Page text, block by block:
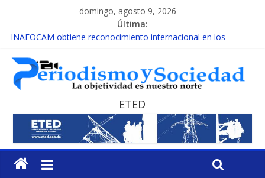
domingo, agosto 9, 2026
Última:
INAFOCAM obtiene reconocimiento internacional en los
15 de febrero de cada año es Día Nacional de la lucha contra el
cáncer infantil
EL ENFOQUE UNILATERAL DE LA COALICIÓN
MESCyT y Universidad Albizu apoyarán rehabilitación de
reclusos
MESCyT presenta calendario de Consulta Nacional por la
Educación
ETED